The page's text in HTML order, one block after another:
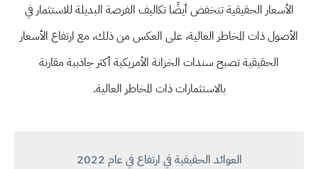
الأسعار الحقيقية تنخفض أيضًا تكاليف الفرصة البديلة للاستثمار في
الأصول ذات المخاطر العالية، على العكس من ذلك، مع ارتفاع الأسعار
الحقيقية تصبح سندات الخزانة الأمريكية أكثر جاذبية مقارنة
بالاستثمارات ذات المخاطر العالية.
العوائد الحقيقية في ارتفاع في عام 2022